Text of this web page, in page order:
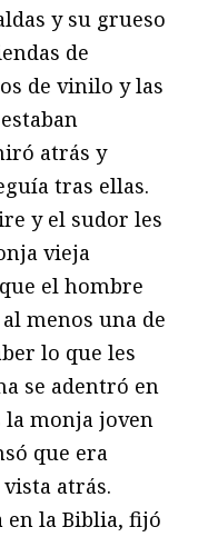
y su grueso
de
de vinilo y las
atrás y
tras ellas.
y el sudor les
vieja
el hombre
menos una de
lo que les
se adentró en
monja joven
que era
atrás.
en la Biblia, fijó